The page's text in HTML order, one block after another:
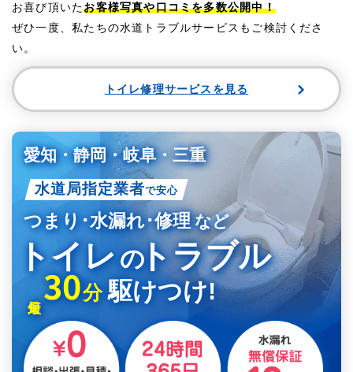
お喜び頂いたお客様写真や口コミを多数公開中！
ぜひ一度、私たちの水道トラブルサービスもご検討くださ
い。
トイレ修理サービスを見る
愛知・静岡・岐阜・三重
水道局指定業者で安心
つまり･水漏れ･修理など
トイレ のトラブル
30分 駆けつけ!